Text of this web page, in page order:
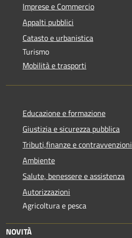
Imprese e Commercio
Appalti pubblici
Catasto e urbanistica
Turismo
Mobilità e trasporti
Educazione e formazione
Giustizia e sicurezza pubblica
Tributi,finanze e contravvenzioni
Ambiente
Salute, benessere e assistenza
Autorizzazioni
Agricoltura e pesca
NOVITÀ